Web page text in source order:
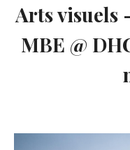
Arts visuels
MBE @